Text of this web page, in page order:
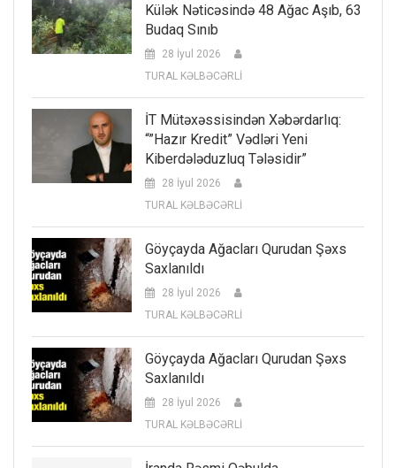
Külək Nəticəsində 48 Ağac Aşıb, 63
Budaq Sınıb
28 İyul 2026
TURAL KƏLBƏCƏRLİ
İT Mütəxəssisindən Xəbərdarlıq:
“”Hazır Kredit” Vədləri Yeni
Kiberdələduzluq Tələsidir”
28 İyul 2026
TURAL KƏLBƏCƏRLİ
Göyçayda Ağacları Qurudan Şəxs
Saxlanıldı
28 İyul 2026
TURAL KƏLBƏCƏRLİ
Göyçayda Ağacları Qurudan Şəxs
Saxlanıldı
28 İyul 2026
TURAL KƏLBƏCƏRLİ